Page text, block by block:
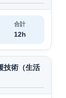
合計
12h
技術（生活